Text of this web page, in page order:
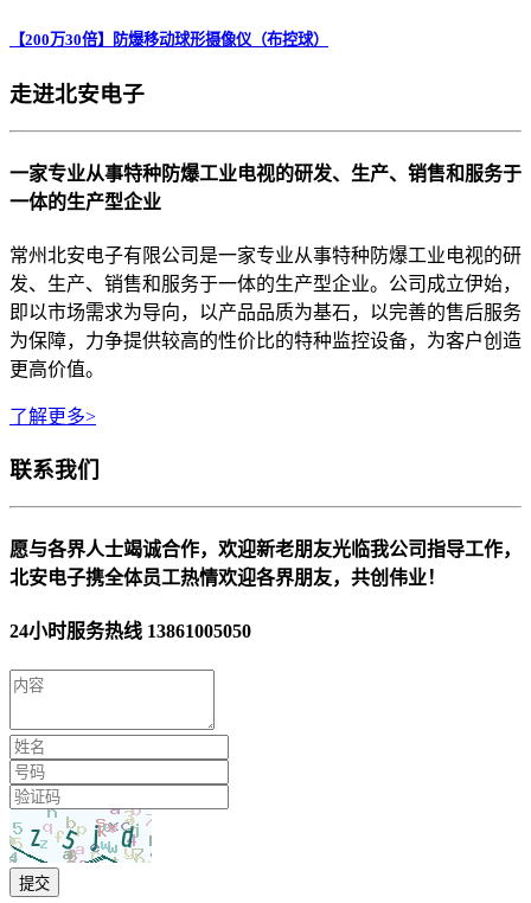
【200万30倍】防爆移动球形摄像仪（布控球）
走进北安电子
一家专业从事特种防爆工业电视的研发、生产、销售和服务于
一体的生产型企业
常州北安电子有限公司是一家专业从事特种防爆工业电视的研
发、生产、销售和服务于一体的生产型企业。公司成立伊始，
即以市场需求为导向，以产品品质为基石，以完善的售后服务
为保障，力争提供较高的性价比的特种监控设备，为客户创造
更高价值。
了解更多>
联系我们
愿与各界人士竭诚合作，欢迎新老朋友光临我公司指导工作，
北安电子携全体员工热情欢迎各界朋友，共创伟业！
24小时服务热线 13861005050
提交